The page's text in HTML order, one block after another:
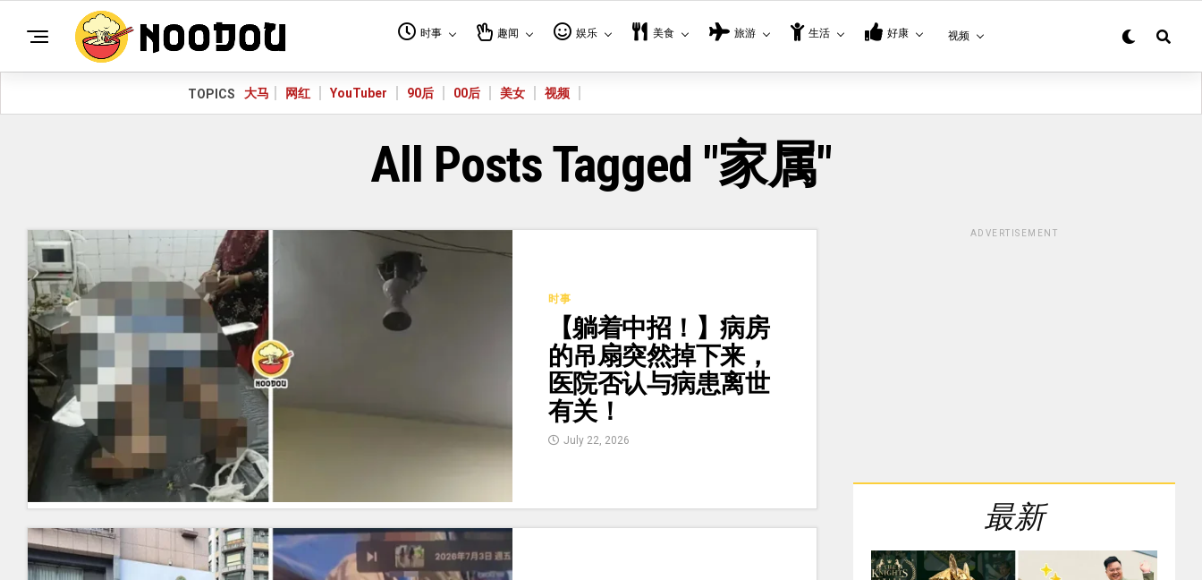
时事 趣闻 娱乐 美食 旅游 生活 好康 视频
TOPICS 大马 网红 YouTuber 90后 00后 美女 视频
All Posts Tagged "家属"
时事
【躺着中招！】病房
的吊扇突然掉下来，
医院否认与病患离世
有关！
July 22, 2026
ADVERTISEMENT
最新